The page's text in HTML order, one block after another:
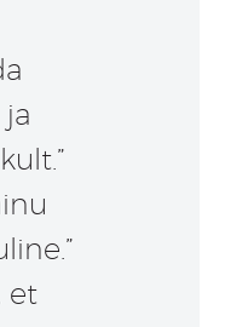
et